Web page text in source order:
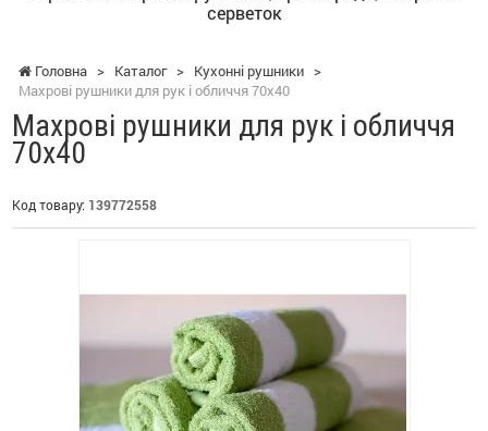
серветок
Головна > Каталог > Кухонні рушники >
Махрові рушники для рук і обличчя 70х40
Махрові рушники для рук і обличчя
70х40
Код товару: 139772558